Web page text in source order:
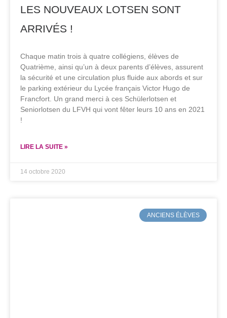
LES NOUVEAUX LOTSEN SONT
ARRIVÉS !
Chaque matin trois à quatre collégiens, élèves de
Quatrième, ainsi qu’un à deux parents d’élèves, assurent
la sécurité et une circulation plus fluide aux abords et sur
le parking extérieur du Lycée français Victor Hugo de
Francfort. Un grand merci à ces Schülerlotsen et
Seniorlotsen du LFVH qui vont fêter leurs 10 ans en 2021
!
LIRE LA SUITE »
14 octobre 2020
ANCIENS ÉLÈVES